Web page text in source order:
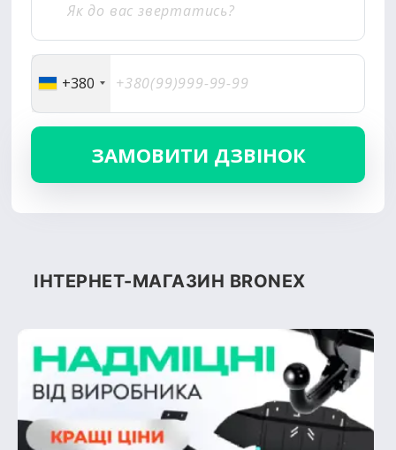
+380
ІНТЕРНЕТ-МАГАЗИН BRONEX